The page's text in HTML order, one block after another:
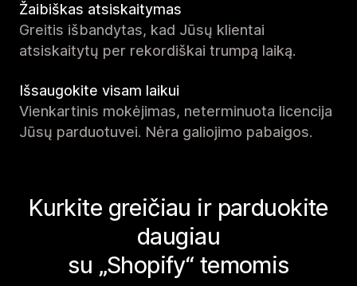
Žaibiškas atsiskaitymas
Greitis išbandytas, kad Jūsų klientai
atsiskaitytų per rekordiškai trumpą laiką.
Išsaugokite visam laikui
Vienkartinis mokėjimas, neterminuota licencija
Jūsų parduotuvei. Nėra galiojimo pabaigos.
Kurkite greičiau ir parduokite
daugiau
su „Shopify“ temomis